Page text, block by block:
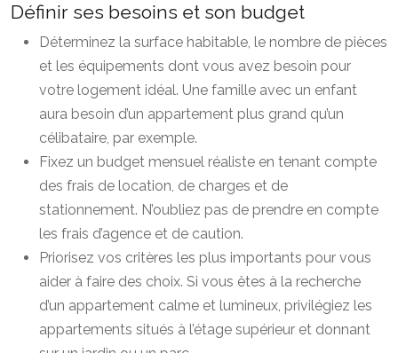
Définir ses besoins et son budget
Déterminez la surface habitable, le nombre de pièces
et les équipements dont vous avez besoin pour
votre logement idéal. Une famille avec un enfant
aura besoin d’un appartement plus grand qu’un
célibataire, par exemple.
Fixez un budget mensuel réaliste en tenant compte
des frais de location, de charges et de
stationnement. N’oubliez pas de prendre en compte
les frais d’agence et de caution.
Priorisez vos critères les plus importants pour vous
aider à faire des choix. Si vous êtes à la recherche
d’un appartement calme et lumineux, privilégiez les
appartements situés à l’étage supérieur et donnant